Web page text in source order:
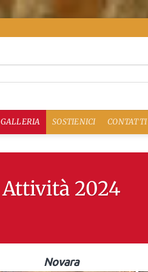
GALLERIA SOSTIENICI CONTATTI
Attività 2024
Novara